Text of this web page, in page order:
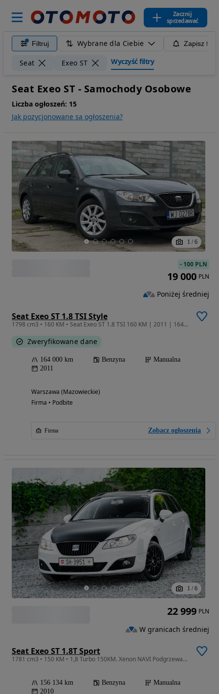
Zacznij
sprzedawać
Filtruj Wybrane dla Ciebie Zapisz
Seat Exeo ST Wyczyść filtry
Seat Exeo ST - Samochody Osobowe
Liczba ogłoszeń: 15
Jak pozycjonowane są ogłoszenia?
1 / 6
Seat Exeo ST 1.8 TSI Style
1798 cm3 • 160 KM • Seat Exeo ST 1.8 TSI 160 KM | 2011 | 164 000 km | Niemcy | bezwypadkow
Zweryfikowane dane
164 000 km Benzyna
Manualna
2011
Warszawa (Mazowieckie)
Firma • Podbite
Firma Zobacz ogłoszenia
- 100 PLN
19 000 PLN
Poniżej średniej
1 / 6
Seat Exeo ST 1.8T Sport
1781 cm3 • 150 KM • 1,8 Turbo 150KM. Xenon NAVI Podgrzewane Fotele Tempomat Klimatyzacja
156 134 km Benzyna
Manualna
2010
22 999 PLN
W granicach średniej